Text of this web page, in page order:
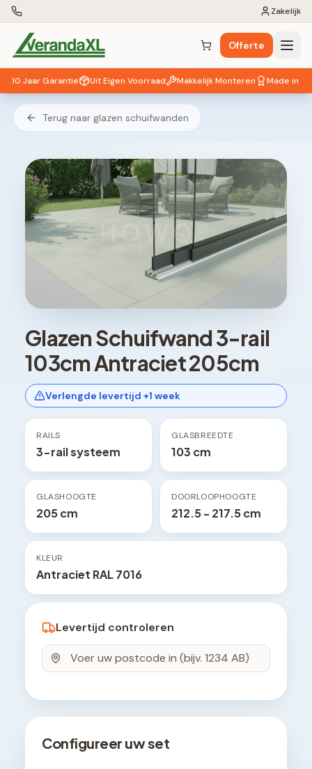
Zakelijk
Winkelwagen ( 0 items)
Offerte
10 Jaar Garantie Uit Eigen Voorraad Makkelijk Monteren Made in EU
Terug naar glazen schuifwanden
HOWQ®
Glazen Schuifwand 3-rail
103cm Antraciet 205cm
Verlengde levertijd +1 week
RAILS
3-rail systeem
GLASBREEDTE
103 cm
GLASHOOGTE
205 cm
DOORLOOPHOOGTE
212.5 - 217.5 cm
KLEUR
Antraciet RAL 7016
Levertijd controleren
Configureer uw set